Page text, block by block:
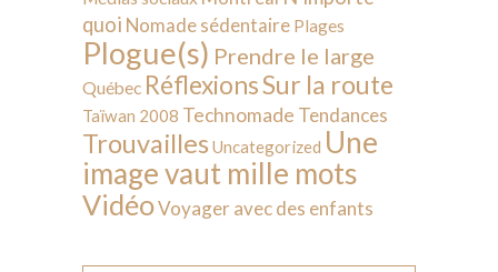
quoi Nomade sédentaire Plages
Plogue(s) Prendre le large
Québec RéflexionsSur la route
Taïwan 2008 Technomade Tendances
Trouvailles Uncategorized Une
image vaut mille mots
VidéoVoyager avec des enfants